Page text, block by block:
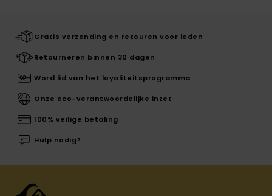
Gratis verzending en retouren voor leden
Retourneren binnen 30 dagen
Word lid van het loyaliteitsprogramma
Onze eco-verantwoordelijke inzet
100% veilige betaling
Hulp nodig?